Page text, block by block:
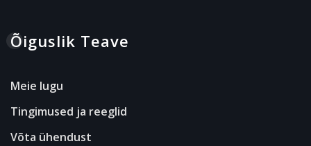
Õiguslik Teave
Meie lugu
Tingimused ja reeglid
Võta ühendust